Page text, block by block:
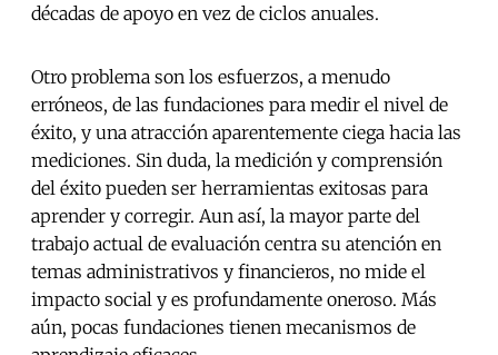
décadas de apoyo en vez de ciclos anuales.
Otro problema son los esfuerzos, a menudo
erróneos, de las fundaciones para medir el nivel de
éxito, y una atracción aparentemente ciega hacia las
mediciones. Sin duda, la medición y comprensión
del éxito pueden ser herramientas exitosas para
aprender y corregir. Aun así, la mayor parte del
trabajo actual de evaluación centra su atención en
temas administrativos y financieros, no mide el
impacto social y es profundamente oneroso. Más
aún, pocas fundaciones tienen mecanismos de